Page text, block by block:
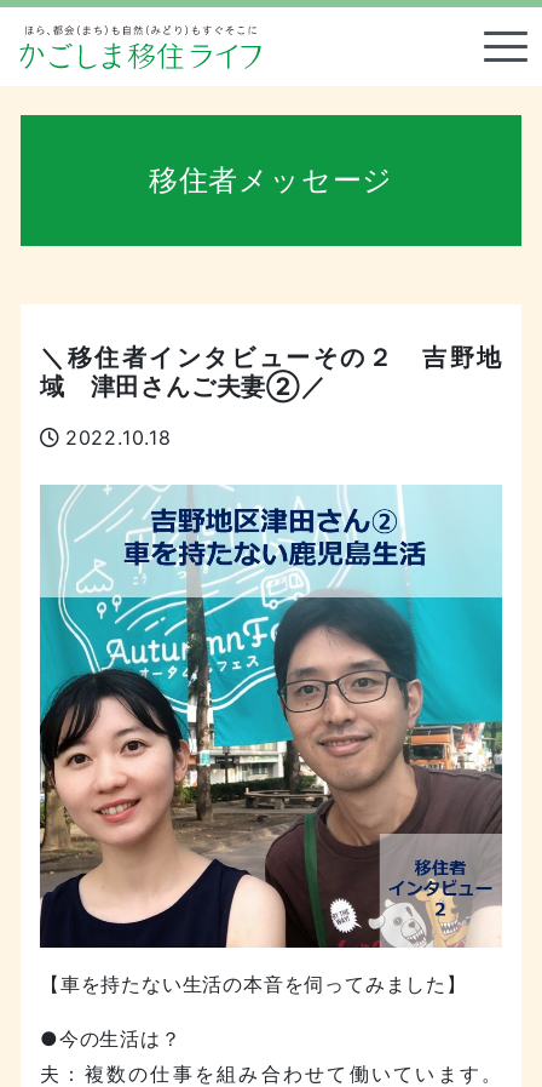
移住者メッセージ
＼移住者インタビューその２ 吉野地
域 津田さんご夫妻②／
2022.10.18
【車を持たない生活の本音を伺ってみました】
●今の生活は？
夫：複数の仕事を組み合わせて働いています。